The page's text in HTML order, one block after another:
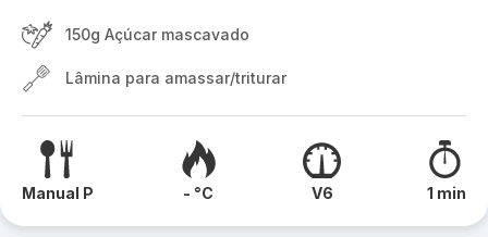
150g Açúcar mascavado
Lâmina para amassar/triturar
Manual P - °C V6 1 min